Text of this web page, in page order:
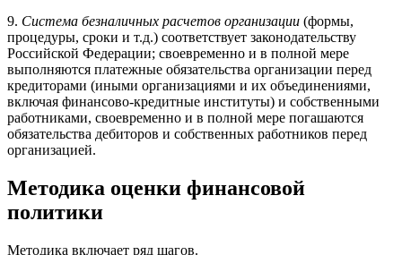
9. Система безналичных расчетов организации (формы,
процедуры, сроки и т.д.) соответствует законодательству
Российской Федерации; своевременно и в полной мере
выполняются платежные обязательства организации перед
кредиторами (иными организациями и их объединениями,
включая финансово-кредитные институты) и собственными
работниками, своевременно и в полной мере погашаются
обязательства дебиторов и собственных работников перед
организацией.
Методика оценки финансовой
политики
Методика включает ряд шагов.